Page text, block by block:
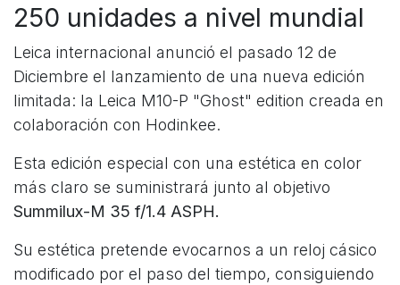
250 unidades a nivel mundial
Leica internacional anunció el pasado 12 de
Diciembre el lanzamiento de una nueva edición
limitada: la Leica M10-P "Ghost" edition creada en
colaboración con Hodinkee.
Esta edición especial con una estética en color
más claro se suministrará junto al objetivo
Summilux-M 35 f/1.4 ASPH.
Su estética pretende evocarnos a un reloj cásico
modificado por el paso del tiempo, consiguiendo